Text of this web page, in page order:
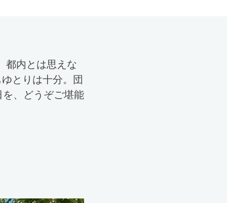
都内とは思えな
とりは十分。団
、どうぞご堪能